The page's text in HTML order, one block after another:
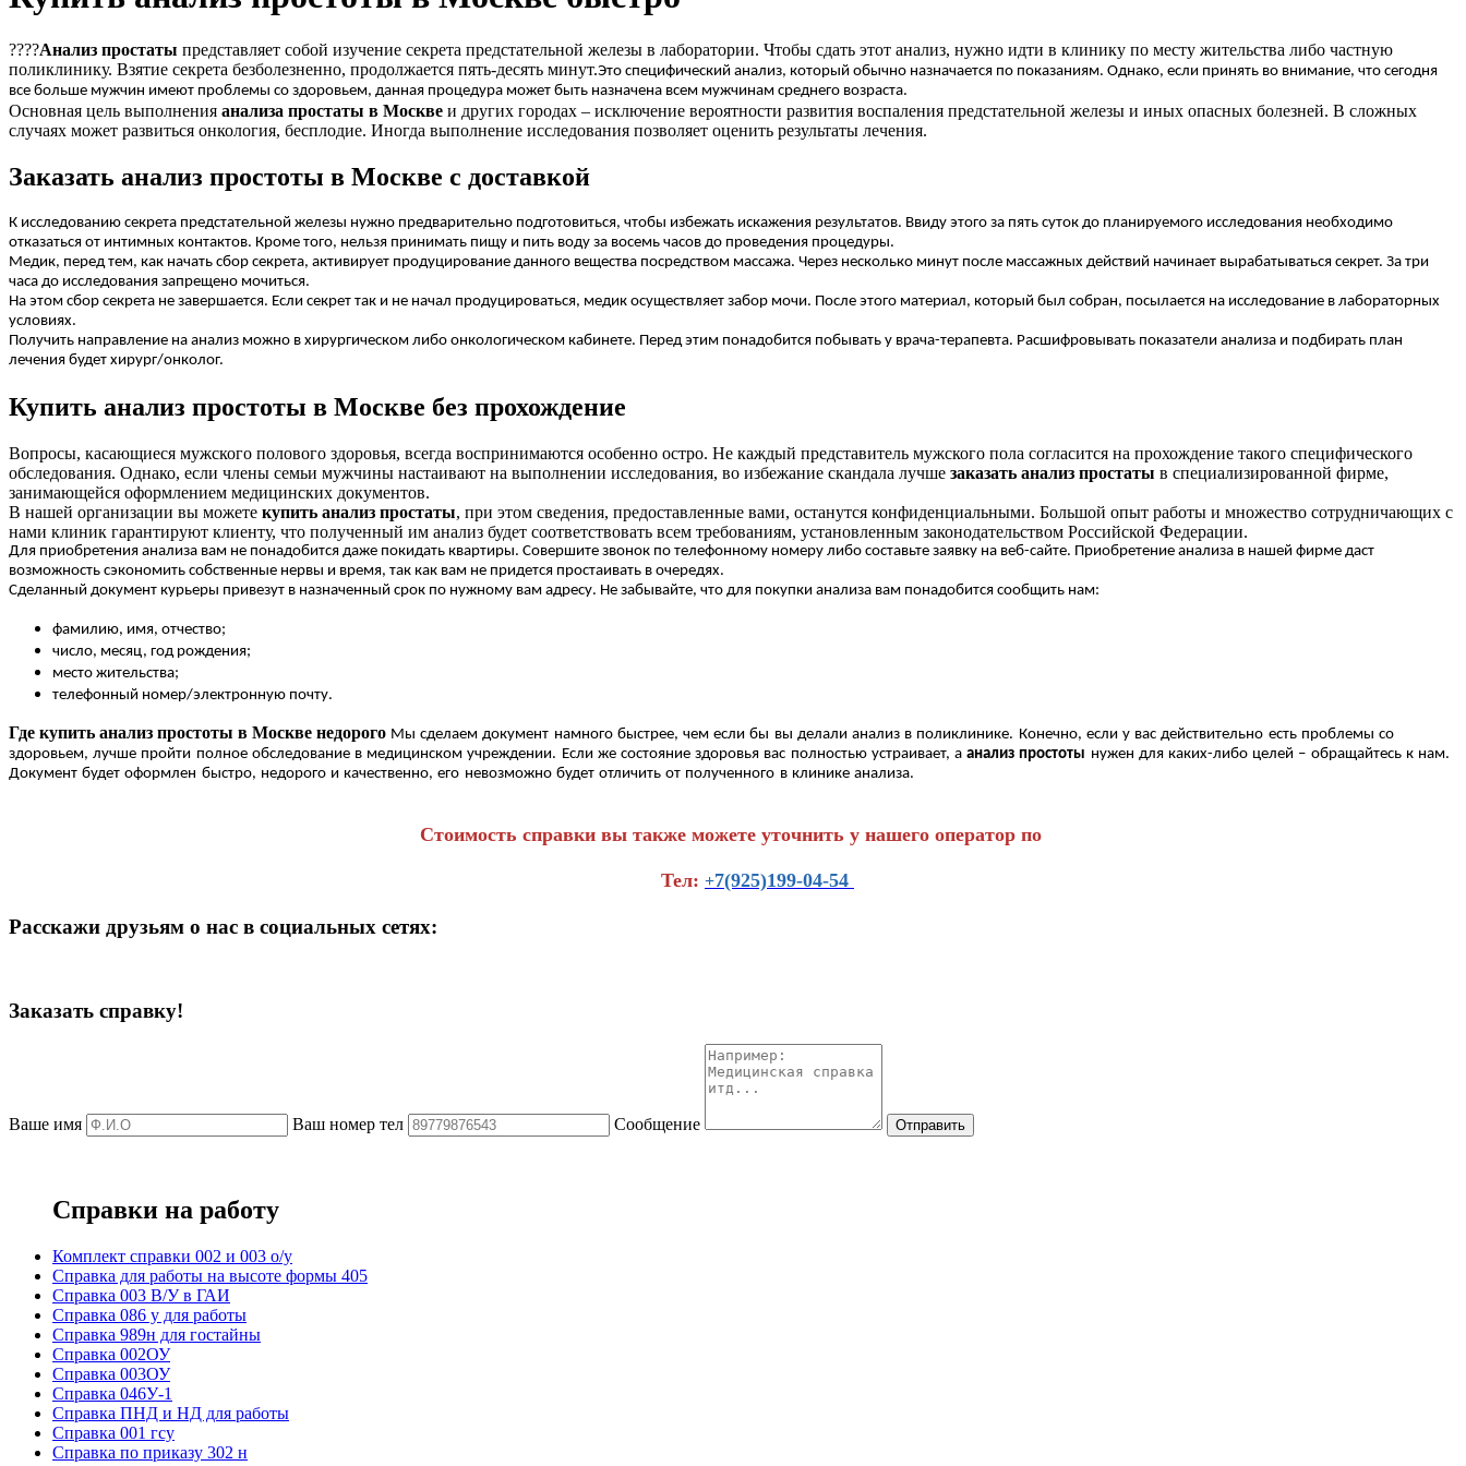
????Анализ простаты представляет собой изучение секрета предстательной железы в лаборатории. Чтобы сдать этот анализ, нужно идти в клинику по месту жительства либо частную
поликлинику. Взятие секрета безболезненно, продолжается пять-десять минут.Это специфический анализ, который обычно назначается по показаниям. Однако, если принять во внимание, что сегодня
все больше мужчин имеют проблемы со здоровьем, данная процедура может быть назначена всем мужчинам среднего возраста.
Основная цель выполнения анализа простаты в Москве и других городах – исключение вероятности развития воспаления предстательной железы и иных опасных болезней. В сложных
случаях может развиться онкология, бесплодие. Иногда выполнение исследования позволяет оценить результаты лечения.
Заказать анализ простоты в Москве с доставкой
К исследованию секрета предстательной железы нужно предварительно подготовиться, чтобы избежать искажения результатов. Ввиду этого за пять суток до планируемого исследования необходимо
отказаться от интимных контактов. Кроме того, нельзя принимать пищу и пить воду за восемь часов до проведения процедуры.
Медик, перед тем, как начать сбор секрета, активирует продуцирование данного вещества посредством массажа. Через несколько минут после массажных действий начинает вырабатываться секрет. За три
часа до исследования запрещено мочиться.
На этом сбор секрета не завершается. Если секрет так и не начал продуцироваться, медик осуществляет забор мочи. После этого материал, который был собран, посылается на исследование в лабораторных
условиях.
Получить направление на анализ можно в хирургическом либо онкологическом кабинете. Перед этим понадобится побывать у врача-терапевта. Расшифровывать показатели анализа и подбирать план
лечения будет хирург/онколог.
Купить анализ простоты в Москве без прохождение
Вопросы, касающиеся мужского полового здоровья, всегда воспринимаются особенно остро. Не каждый представитель мужского пола согласится на прохождение такого специфического
обследования. Однако, если члены семьи мужчины настаивают на выполнении исследования, во избежание скандала лучше заказать анализ простаты в специализированной фирме,
занимающейся оформлением медицинских документов.
В нашей организации вы можете купить анализ простаты, при этом сведения, предоставленные вами, останутся конфиденциальными. Большой опыт работы и множество сотрудничающих с
нами клиник гарантируют клиенту, что полученный им анализ будет соответствовать всем требованиям, установленным законодательством Российской Федерации.
Для приобретения анализа вам не понадобится даже покидать квартиры. Совершите звонок по телефонному номеру либо составьте заявку на веб-сайте. Приобретение анализа в нашей фирме даст
возможность сэкономить собственные нервы и время, так как вам не придется простаивать в очередях.
Сделанный документ курьеры привезут в назначенный срок по нужному вам адресу. Не забывайте, что для покупки анализа вам понадобится сообщить нам:
фамилию, имя, отчество;
число, месяц, год рождения;
место жительства;
телефонный номер/электронную почту.
Где купить анализ простоты в Москве недорого Мы сделаем документ намного быстрее, чем если бы вы делали анализ в поликлинике. Конечно, если у вас действительно есть проблемы со
здоровьем, лучше пройти полное обследование в медицинском учреждении. Если же состояние здоровья вас полностью устраивает, аанализ простоты нужен для каких-либо целей – обращайтесь к нам.
Документ будет оформлен быстро, недорого и качественно, его невозможно будет отличить от полученного в клинике анализа.
Стоимость справки вы также можете уточнить у нашего оператор по
Тел: +7(925)199-04-54
Расскажи друзьям о нас в социальных сетях:
Заказать справку!
Ваше имя Ваш номер тел Сообщение
Справки на работу
Комплект справки 002 и 003 о/у
Справка для работы на высоте формы 405
Справка 003 В/У в ГАИ
Справка 086 у для работы
Справка 989н для гостайны
Справка 002ОУ
Справка 003ОУ
Справка 046У-1
Справка ПНД и НД для работы
Справка 001 гсу
Справка по приказу 302 н